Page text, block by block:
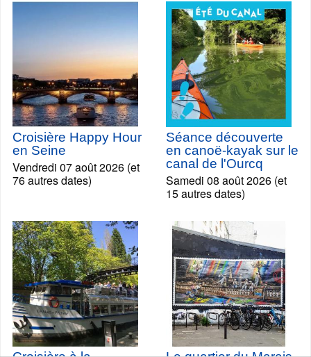
Croisière Happy Hour
en Seine
Vendredi 07 août 2026 (et
76 autres dates)
Séance découverte
en canoë-kayak sur le
canal de l'Ourcq
Samedi 08 août 2026 (et
15 autres dates)